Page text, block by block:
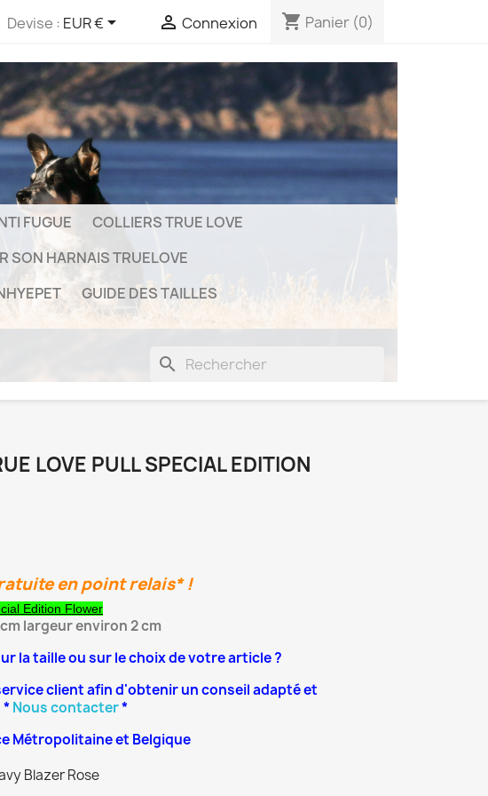
Devise : EUR €  Connexion shopping_cart Panier (0)
FUGUE
COLLIERS TRUE LOVE
SON HARNAIS TRUELOVE
GUIDE DES TAILLES
search
LOVE PULL SPECIAL EDITION
en point relais* !
Edition Flower
largeur environ 2 cm
la taille ou sur le choix de votre article ?
client afin d'obtenir un conseil adapté et
*Nous contacter*
Métropolitaine et Belgique
Blazer Rose